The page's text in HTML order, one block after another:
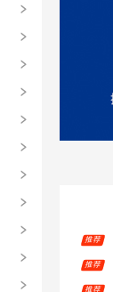
推荐
推荐